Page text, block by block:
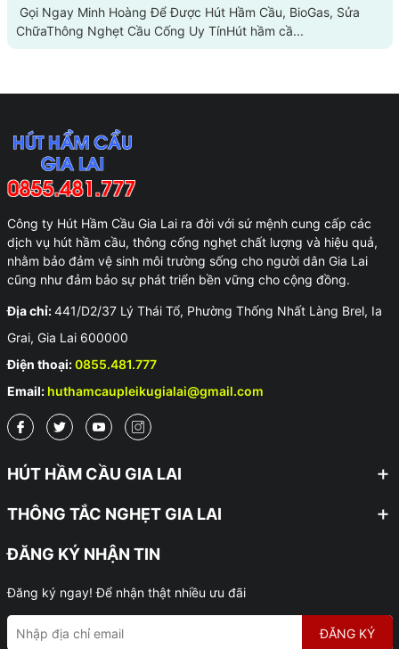
Gọi Ngay Minh Hoàng Để Được Hút Hầm Cầu, BioGas, Sửa
ChữaThông Nghẹt Cầu Cống Uy TínHút hầm cầ...
Công ty Hút Hầm Cầu Gia Lai ra đời với sứ mệnh cung cấp các
dịch vụ hút hầm cầu, thông cống nghẹt chất lượng và hiệu quả,
nhằm bảo đảm vệ sinh môi trường sống cho người dân Gia Lai
cũng như đảm bảo sự phát triển bền vững cho cộng đồng.
Địa chỉ:441/D2/37 Lý Thái Tổ, Phường Thống Nhất Làng Brel, Ia
Grai, Gia Lai 600000
Điện thoại:0855.481.777
Email: huthamcaupleikugialai@gmail.com
HÚT HẦM CẦU GIA LAI
THÔNG TẮC NGHẸT GIA LAI
ĐĂNG KÝ NHẬN TIN
Đăng ký ngay! Để nhận thật nhiều ưu đãi
ĐĂNG KÝ